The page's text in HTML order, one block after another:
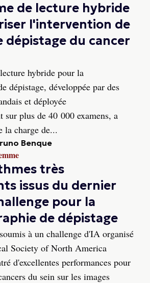
de lecture hybride
l'intervention de
dépistage du cancer
hybride pour la
dépistage, développée par des
et déployée
sur plus de 40 000 examens, a
la charge de...
Benque
très
issus du dernier
pour la
de dépistage
à un challenge d'IA organisé
Society of North America
d'excellentes performances pour
du sein sur les images